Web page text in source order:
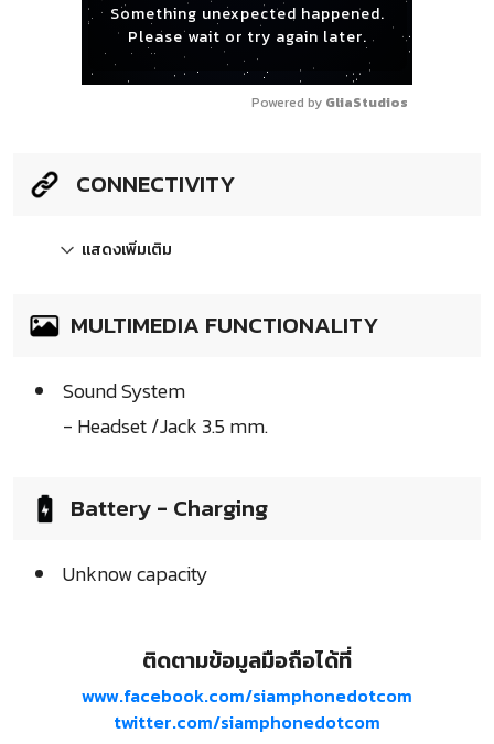
Something unexpected happened.
Please wait or try again later.
Powered by GliaStudios
CONNECTIVITY
แสดงเพิ่มเติม
MULTIMEDIA FUNCTIONALITY
Sound System
- Headset /Jack 3.5 mm.
Battery - Charging
Unknow capacity
ติดตามข้อมูลมือถือได้ที่
www.facebook.com/siamphonedotcom
twitter.com/siamphonedotcom